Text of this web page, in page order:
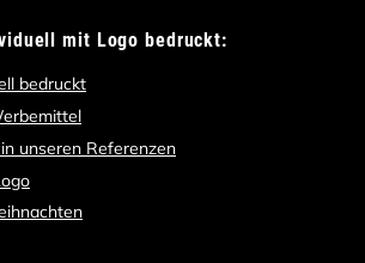
mit Logo bedruckt:
bedruckt
unseren Referenzen